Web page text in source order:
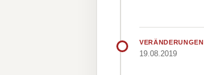
VERÄNDERUNGEN
19.08.2019